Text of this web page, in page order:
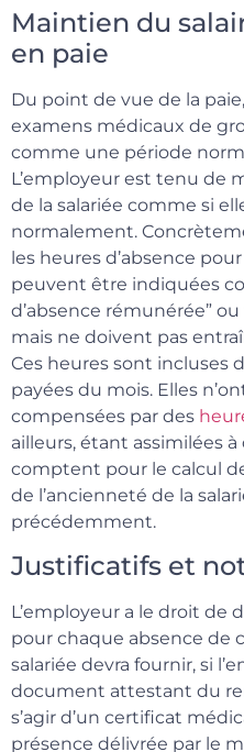
Maintien du
en paie
Du point de vue de la
examens médicaux de
comme une période
L’employeur est tenu de
de la salariée comme si
normalement.
les heures d’absence
peuvent être indiquées
d’absence rémunérée”
mais ne doivent pas
Ces heures sont incluses
payées du mois. Elles
compensées par des
ailleurs, étant assimilées
comptent pour le calcul
de l’ancienneté de la
précédemment.
Justificatifs et
L’employeur a le droit de
pour chaque absence de
salariée devra fournir, si
document attestant du
s’agir d’un certificat
présence délivrée par le